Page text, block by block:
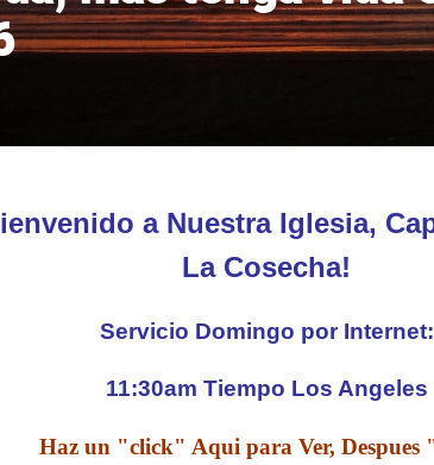
a Nuestra Iglesia,
La Cosecha!
Servicio Domingo por Internet:
11:30am Tiempo Los Angeles
Haz un "click" Aqui para Ver, Despues